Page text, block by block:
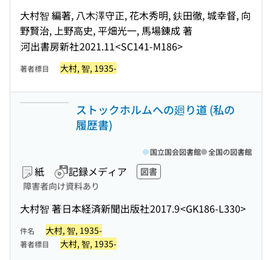
大村智 編著, 八木澤守正, 花木秀明, 鈇田徹, 城幸督, 向
野賢治, 上野高史, 平畑光一, 馬場錬成 著
河出書房新社2021.11<SC141-M186>
著者標目 大村, 智, 1935-
ストックホルムへの廻り道 (私の
履歴書)
紙 記録メディア
図書
障害者向け資料あり
大村智 著日本経済新聞出版社2017.9<GK186-L330>
国立国会図書館 全国の図書館
件名 大村, 智, 1935-
著者標目 大村, 智, 1935-